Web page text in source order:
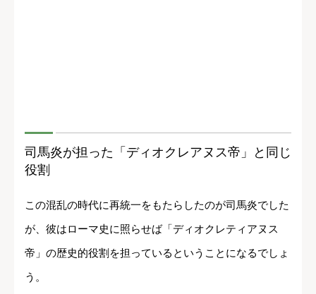
司馬炎が担った「ディオクレアヌス帝」と同じ
役割
この混乱の時代に再統一をもたらしたのが司馬炎でした
が、彼はローマ史に照らせば「ディオクレティアヌス
帝」の歴史的役割を担っているということになるでしょ
う。